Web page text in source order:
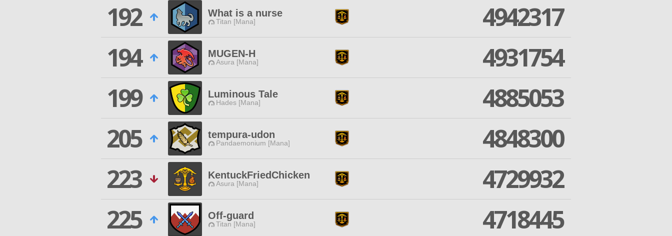
192
What is a nurse
Titan [Mana]
4942317
194
MUGEN-H
Asura [Mana]
4931754
199
Luminous Tale
Hades [Mana]
4885053
205
tempura-udon
Pandaemonium [Mana]
4848300
223
KentuckFriedChicken
Asura [Mana]
4729932
225
Off-guard
Titan [Mana]
4718445